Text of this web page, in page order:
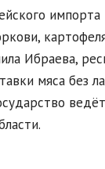
Ибраева,
мяса без